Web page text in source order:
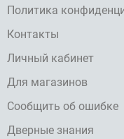
Политика
Контакты
Личный кабинет
Для магазинов
Сообщить об ошибке
Дверные знания